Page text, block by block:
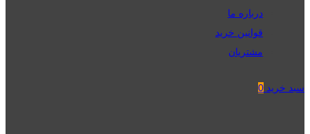
درباره ما
قوانین خرید
مشتریان
سبد خرید 0